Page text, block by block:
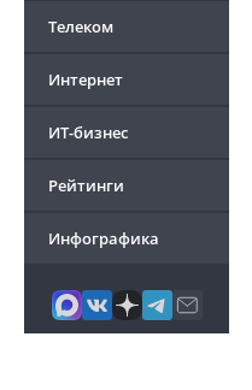
Телеком
Интернет
ИТ-бизнес
Рейтинги
Инфографика